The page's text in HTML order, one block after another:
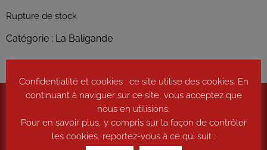
Rupture de stock
Catégorie : La Baligande
Confidentialité et cookies : ce site utilise des cookies. En
continuant à naviguer sur ce site, vous acceptez que
nous en utilisions.
Pour en savoir plus, y compris sur la façon de contrôler
les cookies, reportez-vous à ce qui suit :